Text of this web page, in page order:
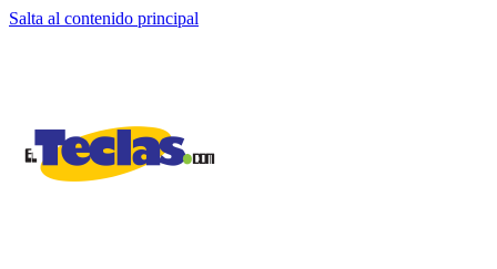
Salta al contenido principal